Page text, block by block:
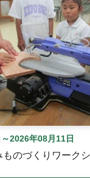
2026年08月11日
ものづくりワーク